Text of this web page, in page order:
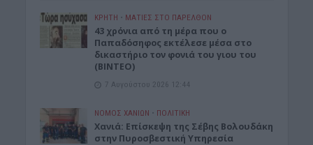
ΚΡΗΤΗ • ΜΑΤΙΕΣ ΣΤΟ ΠΑΡΕΛΘΟΝ
43 χρόνια από τη μέρα που ο
Παπαδόσηφος εκτέλεσε μέσα στο
δικαστήριο τον φονιά του γιου του
(ΒΙΝΤΕΟ)
7 Αυγούστου 2026 12:44
ΝΟΜΌΣ ΧΑΝΊΩΝ • ΠΟΛΙΤΙΚΗ
Xανιά: Επίσκεψη της Σέβης Βολουδάκη
στην Πυροσβεστική Υπηρεσία